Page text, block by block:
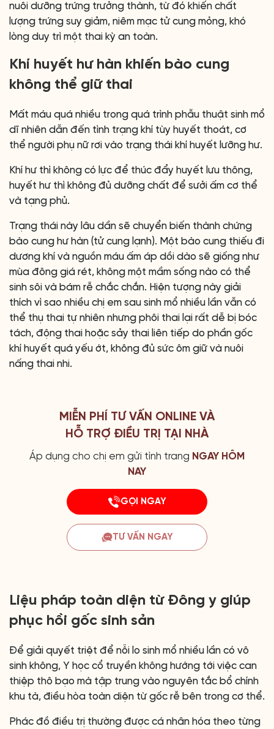
nuôi dưỡng trứng trưởng thành, từ đó khiến chất
lượng trứng suy giảm, niêm mạc tử cung mỏng, khó
lòng duy trì một thai kỳ an toàn.
Khí huyết hư hàn khiến bào cung
không thể giữ thai
Mất máu quá nhiều trong quá trình phẫu thuật sinh mổ
dĩ nhiên dẫn đến tình trạng khí tùy huyết thoát, cơ
thể người phụ nữ rơi vào trạng thái khí huyết lưỡng hư.
Khí hư thì không có lực để thúc đẩy huyết lưu thông,
huyết hư thì không đủ dưỡng chất để sưởi ấm cơ thể
và tạng phủ.
Trạng thái này lâu dần sẽ chuyển biến thành chứng
bào cung hư hàn (tử cung lạnh). Một bào cung thiếu đi
dương khí và nguồn máu ấm áp dồi dào sẽ giống như
mùa đông giá rét, không một mầm sống nào có thể
sinh sôi và bám rễ chắc chắn. Hiện tượng này giải
thích vì sao nhiều chị em sau sinh mổ nhiều lần vẫn có
thể thụ thai tự nhiên nhưng phôi thai lại rất dễ bị bóc
tách, động thai hoặc sảy thai liên tiếp do phần gốc
khí huyết quá yếu ớt, không đủ sức ôm giữ và nuôi
nấng thai nhi.
MIỄN PHÍ TƯ VẤN ONLINE VÀ
HỖ TRỢ ĐIỀU TRỊ TẠI NHÀ
Áp dụng cho chị em gửi tình trang NGAY HÔM
NAY
GỌI NGAY
TƯ VẤN NGAY
Liệu pháp toàn diện từ Đông y giúp
phục hồi gốc sinh sản
Để giải quyết triệt để nỗi lo sinh mổ nhiều lần có vô
sinh không, Y học cổ truyền không hướng tới việc can
thiệp thô bạo mà tập trung vào nguyên tắc bổ chính
khu tà, điều hòa toàn diện từ gốc rễ bên trong cơ thể.
Phác đồ điều trị thường được cá nhân hóa theo từng